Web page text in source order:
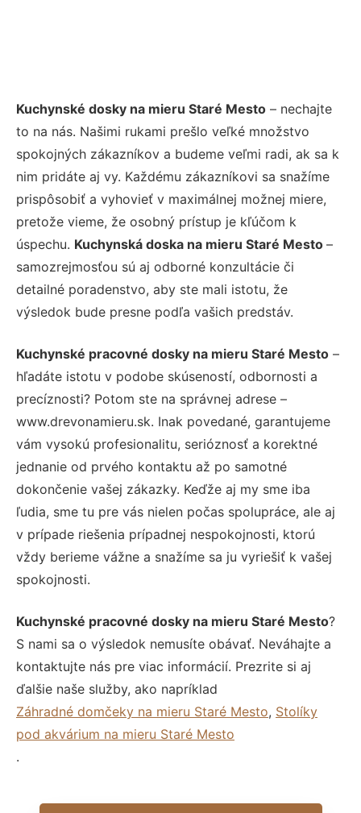
Kuchynské dosky na mieru Staré Mesto – nechajte
to na nás. Našimi rukami prešlo veľké množstvo
spokojných zákazníkov a budeme veľmi radi, ak sa k
nim pridáte aj vy. Každému zákazníkovi sa snažíme
prispôsobiť a vyhovieť v maximálnej možnej miere,
pretože vieme, že osobný prístup je kľúčom k
úspechu. Kuchynská doska na mieru Staré Mesto –
samozrejmosťou sú aj odborné konzultácie či
detailné poradenstvo, aby ste mali istotu, že
výsledok bude presne podľa vašich predstáv.
Kuchynské pracovné dosky na mieru Staré Mesto –
hľadáte istotu v podobe skúseností, odbornosti a
precíznosti? Potom ste na správnej adrese –
www.drevonamieru.sk. Inak povedané, garantujeme
vám vysokú profesionalitu, serióznosť a korektné
jednanie od prvého kontaktu až po samotné
dokončenie vašej zákazky. Keďže aj my sme iba
ľudia, sme tu pre vás nielen počas spolupráce, ale aj
v prípade riešenia prípadnej nespokojnosti, ktorú
vždy berieme vážne a snažíme sa ju vyriešiť k vašej
spokojnosti.
Kuchynské pracovné dosky na mieru Staré Mesto?
S nami sa o výsledok nemusíte obávať. Neváhajte a
kontaktujte nás pre viac informácií. Prezrite si aj
ďalšie naše služby, ako napríklad
Záhradné domčeky na mieru Staré Mesto, Stolíky
pod akvárium na mieru Staré Mesto
.